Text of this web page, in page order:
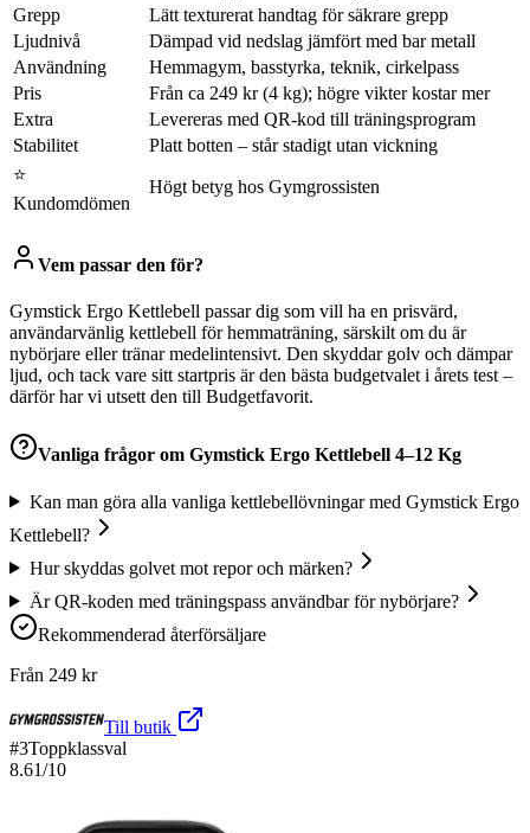
Grepp
Lätt texturerat handtag för säkrare grepp
Ljudnivå
Dämpad vid nedslag jämfört med bar metall
Användning
Hemmagym, basstyrka, teknik, cirkelpass
Pris
Från ca 249 kr (4 kg); högre vikter kostar mer
Extra
Levereras med QR-kod till träningsprogram
Stabilitet
Platt botten – står stadigt utan vickning
⭐
Kundomdömen
Högt betyg hos Gymgrossisten
Vem passar den för?
Gymstick Ergo Kettlebell passar dig som vill ha en prisvärd,
användarvänlig kettlebell för hemmaträning, särskilt om du är
nybörjare eller tränar medelintensivt. Den skyddar golv och dämpar
ljud, och tack vare sitt startpris är den bästa budgetvalet i årets test –
därför har vi utsett den till Budgetfavorit.
Vanliga frågor om Gymstick Ergo Kettlebell 4–12 Kg
Kan man göra alla vanliga kettlebellövningar med Gymstick Ergo
Kettlebell?
Hur skyddas golvet mot repor och märken?
Är QR-koden med träningspass användbar för nybörjare?
Rekommenderad återförsäljare
Från 249 kr
Till butik
#3Toppklassval
8.61/10